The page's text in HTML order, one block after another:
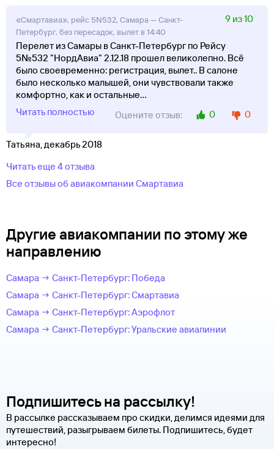
«Смартавиа», рейс 5N532, Самара — Санкт-
Петербург, без пересадок, вылет в 14:40
9 из 10
Перелет из Самары в Санкт-Петербург по Рейсу
5№532 "НордАвиа" 2.12.18 прошел великолепно. Всё
было своевременно: регистрация, вылет.. В салоне
было несколько малышей, они чувствовали также
комфортно, как и остальные...
Читать полностью
Оцените отзыв: 0 0
Татьяна, декабрь 2018
Читать еще 4 отзыва
Все отзывы об авиакомпании Смартавиа
Другие авиакомпании по этому же
направлению
Самара → Санкт-Петербург: Победа
Самара → Санкт-Петербург: Смартавиа
Самара → Санкт-Петербург: Аэрофлот
Самара → Санкт-Петербург: Уральские авиалинии
Подпишитесь на рассылку!
В рассылке рассказываем про скидки, делимся идеями для
путешествий, разыгрываем билеты. Подпишитесь, будет
интересно!